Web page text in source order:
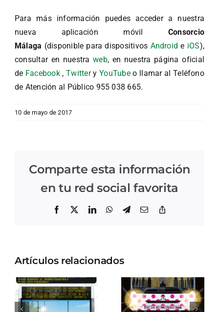
Para más información puedes acceder a nuestra
nueva aplicación móvil Consorcio
Málaga (disponible para dispositivos Android e iOS),
consultar en nuestraweb, en nuestra página oficial
de Facebook,TwitteryYouTubeo llamar al Teléfono
de Atención al Público 955 038 665.
10 de mayo de 2017
Comparte esta información
en tu red social favorita
Facebook LinkedInWhatsApp
Telegram
Correo
Artículos relacionados